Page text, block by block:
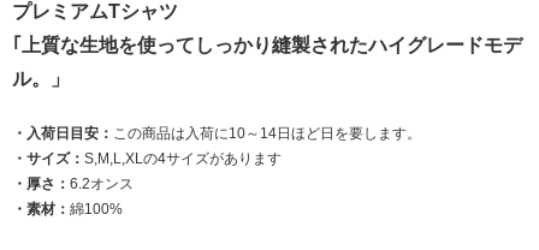
プレミアムTシャツ
｢上質な生地を使ってしっかり縫製されたハイグレードモデ
ル。」
・入荷日目安： この商品は入荷に10～14日ほど日を要します。
・サイズ： S,M,L,XLの4サイズがあります
・厚さ： 6.2オンス
・素材： 綿100%